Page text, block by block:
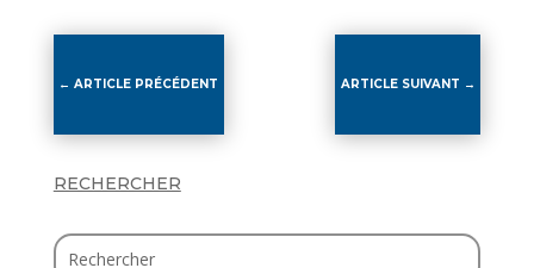
←ARTICLE PRÉCÉDENT ARTICLE SUIVANT →
RECHERCHER